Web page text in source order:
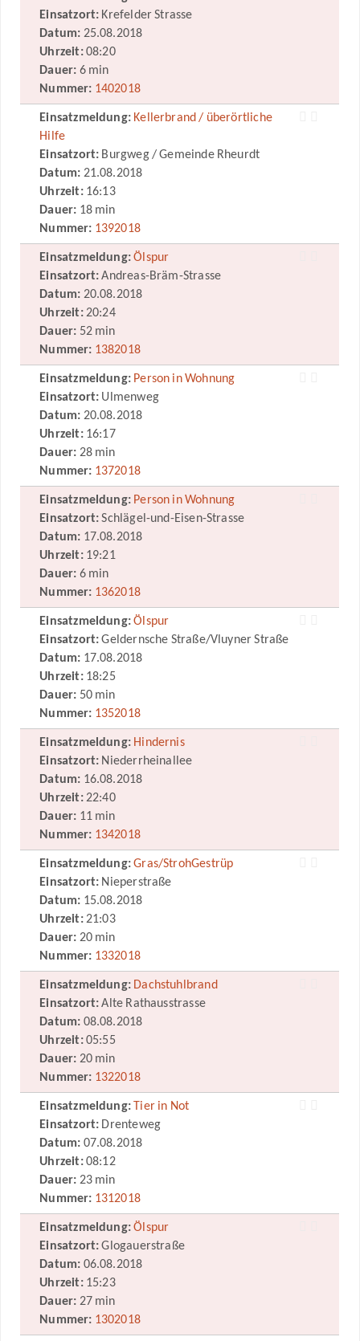
Einsatzort: Krefelder Strasse
Datum: 25.08.2018
Uhrzeit:08:20
Dauer: 6 min
Nummer: 1402018
Einsatzmeldung: Kellerbrand / überörtliche
Hilfe
Einsatzort: Burgweg / Gemeinde Rheurdt
Datum: 21.08.2018
Uhrzeit:16:13
Dauer: 18 min
Nummer: 1392018
Einsatzmeldung:Ölspur
Einsatzort:Andreas-Bräm-Strasse
Datum: 20.08.2018
Uhrzeit:20:24
Dauer: 52 min
Nummer: 1382018
Einsatzmeldung: Person in Wohnung
Einsatzort: Ulmenweg
Datum: 20.08.2018
Uhrzeit:16:17
Dauer: 28 min
Nummer: 1372018
Einsatzmeldung: Person in Wohnung
Einsatzort:Schlägel-und-Eisen-Strasse
Datum: 17.08.2018
Uhrzeit:19:21
Dauer: 6 min
Nummer: 1362018
Einsatzmeldung:Ölspur
Einsatzort:Geldernsche Straße/Vluyner Straße
Datum: 17.08.2018
Uhrzeit:18:25
Dauer: 50 min
Nummer: 1352018
Einsatzmeldung: Hindernis
Einsatzort: Niederrheinallee
Datum: 16.08.2018
Uhrzeit:22:40
Dauer: 11 min
Nummer: 1342018
Einsatzmeldung:Gras/StrohGestrüp
Einsatzort: Nieperstraße
Datum: 15.08.2018
Uhrzeit:21:03
Dauer: 20 min
Nummer: 1332018
Einsatzmeldung: Dachstuhlbrand
Einsatzort:Alte Rathausstrasse
Datum: 08.08.2018
Uhrzeit:05:55
Dauer: 20 min
Nummer: 1322018
Einsatzmeldung: Tier in Not
Einsatzort: Drenteweg
Datum: 07.08.2018
Uhrzeit:08:12
Dauer: 23 min
Nummer: 1312018
Einsatzmeldung:Ölspur
Einsatzort:Glogauerstraße
Datum: 06.08.2018
Uhrzeit:15:23
Dauer: 27 min
Nummer: 1302018